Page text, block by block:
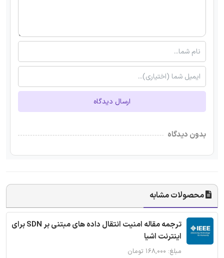
ارسال دیدگاه
بدون دیدگاه
محصولات مشابه
ترجمه مقاله امنیت انتقال داده های مبتنی بر SDN برای
اینترنت اشیا
مبلغ: ۱۶۸,۰۰۰ تومان